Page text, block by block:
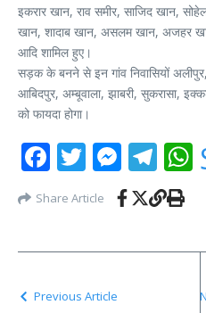
इकरार खान, राव समीर, साजिद खान,
खान, शादाब खान, असलम खान, अजहर
आदि शामिल हुए।
सड़क के बनने से इन गांव निवासियों अलीपुर,
आबिदपुर, अम्बूवाला, झाबरी, सुकरासा,
को फायदा होगा।
Facebook
Twitter
Share Article
Previous Article